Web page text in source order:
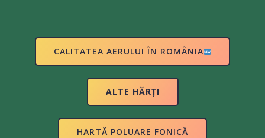
CALITATEA AERULUI ÎN ROMÂNIA
ALTE HĂRȚI
HARTĂ POLUARE FONICĂ